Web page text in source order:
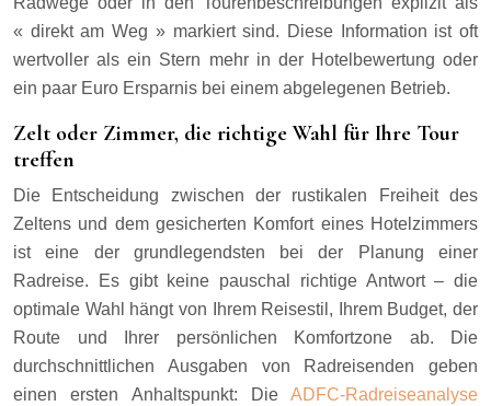
« direkt am Weg » markiert sind. Diese Information ist oft
wertvoller als ein Stern mehr in der Hotelbewertung oder
ein paar Euro Ersparnis bei einem abgelegenen Betrieb.
Zelt oder Zimmer, die richtige Wahl für Ihre Tour
treffen
Die Entscheidung zwischen der rustikalen Freiheit des
Zeltens und dem gesicherten Komfort eines Hotelzimmers
ist eine der grundlegendsten bei der Planung einer
Radreise. Es gibt keine pauschal richtige Antwort – die
optimale Wahl hängt von Ihrem Reisestil, Ihrem Budget, der
Route und Ihrer persönlichen Komfortzone ab. Die
durchschnittlichen Ausgaben von Radreisenden geben
einen ersten Anhaltspunkt: Die ADFC-Radreiseanalyse